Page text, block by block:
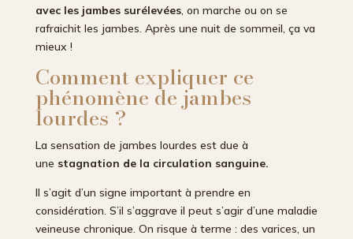
avec les jambes surélevées, on marche ou on se
rafraichit les jambes. Après une nuit de sommeil, ça va
mieux !
Comment expliquer ce
phénomène de jambes
lourdes ?
La sensation de jambes lourdes est due à
une stagnation de la circulation sanguine.
Il s’agit d’un signe important à prendre en
considération. S’il s’aggrave il peut s’agir d’une maladie
veineuse chronique. On risque à terme : des varices, un